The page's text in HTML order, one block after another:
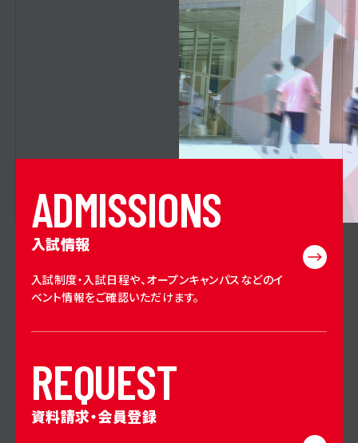
ADMISSIONS
入試情報
入試制度・入試日程や、オープンキャンパスなどのイ
ベント情報をご確認いただけます。
REQUEST
資料請求・会員登録